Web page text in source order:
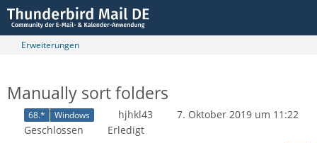
Erweiterungen
Manually sort folders
68.* Windows hjhkl43
7. Oktober 2019 um 11:22
Geschlossen
Erledigt